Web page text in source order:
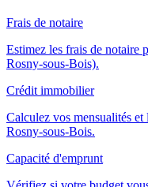
Frais de notaire
Estimez les frais de notaire
Rosny-sous-Bois).
Crédit immobilier
Calculez vos mensualités
Rosny-sous-Bois.
Capacité d'emprunt